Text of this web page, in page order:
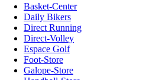
Basket-Center
Daily Bikers
Direct Running
Direct-Volley
Espace Golf
Foot-Store
Galope-Store